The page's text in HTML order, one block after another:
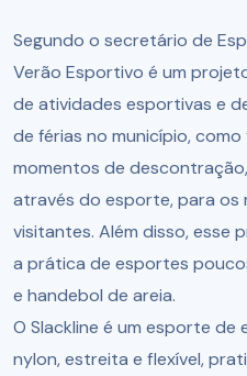
Segundo o secretário de
Verão Esportivo é um
de atividades esportivas e
de férias no município,
momentos de
através do esporte, para os
visitantes. Além disso, esse
a prática de esportes
e handebol de areia.
O Slackline é um esporte
nylon, estreita e flexível,